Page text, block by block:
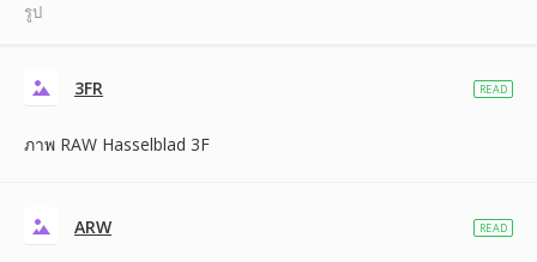
รูป
3FR
ภาพ RAW Hasselblad 3F
READ
ARW READ